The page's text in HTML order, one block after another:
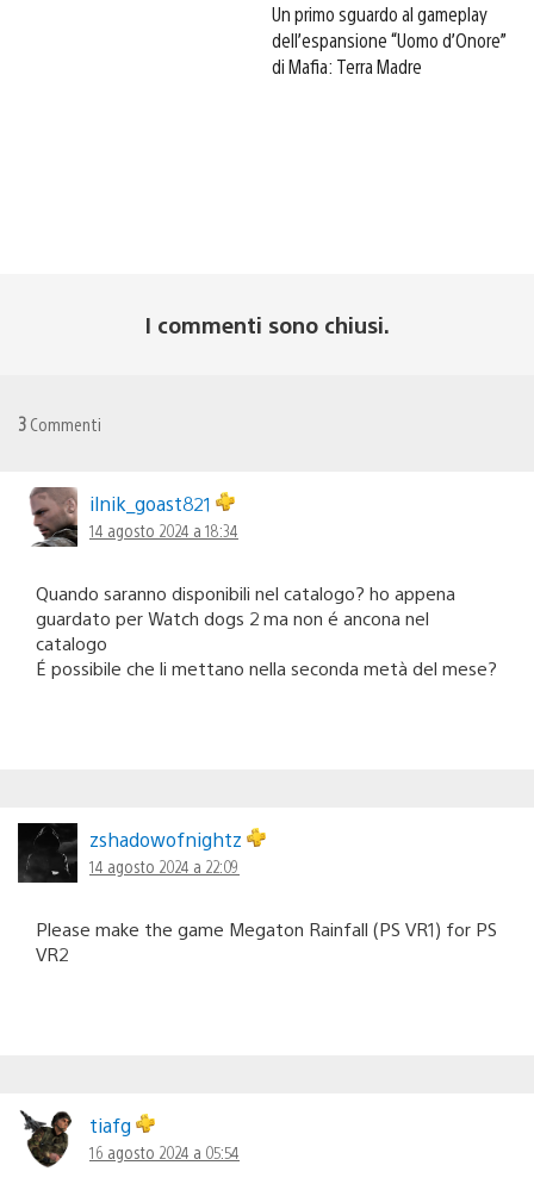
Un primo sguardo al gameplay
dell’espansione “Uomo d’Onore”
di Mafia: Terra Madre
I commenti sono chiusi.
3 Commenti
ilnik_goast821
14 agosto 2024 a 18:34
Quando saranno disponibili nel catalogo? ho appena
guardato per Watch dogs 2 ma non é ancona nel
catalogo
É possibile che li mettano nella seconda metà del mese?
zshadowofnightz
14 agosto 2024 a 22:09
Please make the game Megaton Rainfall (PS VR1) for PS
VR2
tiafg
16 agosto 2024 a 05:54